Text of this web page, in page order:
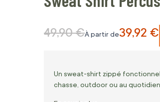
À partir de39,92 €
Prix normal
49,90 €
Un sweat-shirt zippé
chasse, outdoor ou au quotidien